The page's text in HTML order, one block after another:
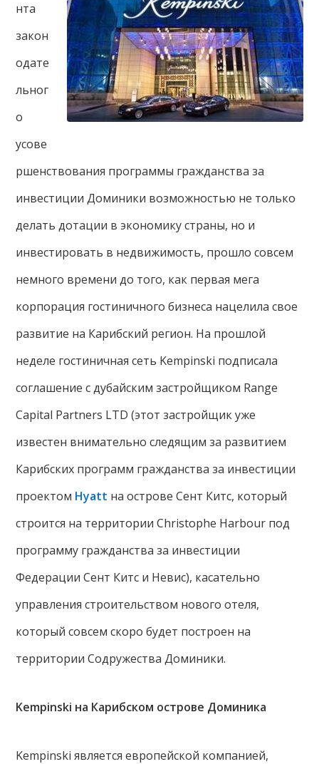
нта
закон
одате
льног
о
усове
ршенствования программы гражданства за
инвестиции Доминики возможностью не только
делать дотации в экономику страны, но и
инвестировать в недвижимость, прошло совсем
немного времени до того, как первая мега
корпорация гостиничного бизнеса нацелила свое
развитие на Карибский регион. На прошлой
неделе гостиничная сеть Kempinski подписала
соглашение с дубайским застройщиком Range
Capital Partners LTD (этот застройщик уже
известен внимательно следящим за развитием
Карибских программ гражданства за инвестиции
проектом Hyatt на острове Сент Китс, который
строится на территории Christophe Harbour под
программу гражданства за инвестиции
Федерации Сент Китс и Невис), касательно
управления строительством нового отеля,
который совсем скоро будет построен на
территории Содружества Доминики.
Kempinski на Карибском острове Доминика
Kempinski является европейской компанией,